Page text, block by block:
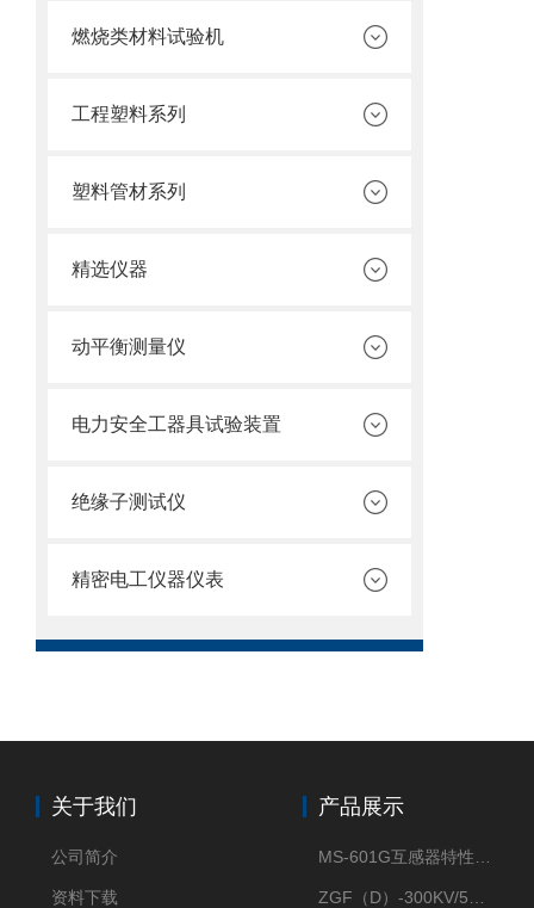
燃烧类材料试验机
工程塑料系列
塑料管材系列
精选仪器
动平衡测量仪
电力安全工器具试验装置
绝缘子测试仪
精密电工仪器仪表
关于我们
公司简介
资料下载
产品展示